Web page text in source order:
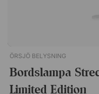
ÖRSJÖ BELYSNING
Bordslampa
Limited Edition